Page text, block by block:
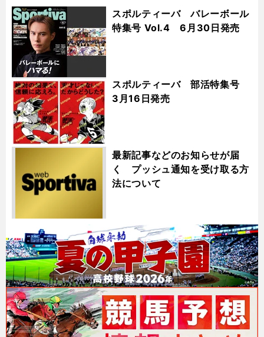
スポルティーバ バレーボール
特集号 Vol.4 6月30日発売
スポルティーバ 部活特集号
3月16日発売
最新記事などのお知らせが届
く プッシュ通知を受け取る方
法について